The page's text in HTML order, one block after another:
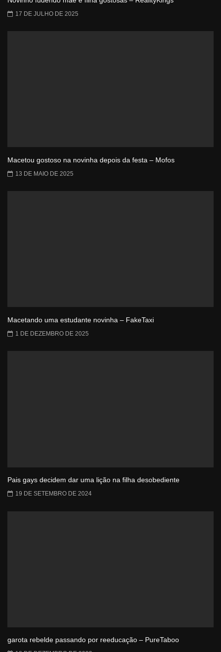
17 DE JULHO DE 2025
Macetou gostoso na novinha depois da festa – Mofos
13 DE MAIO DE 2025
Macetando uma estudante novinha – FakeTaxi
1 DE DEZEMBRO DE 2025
Pais gays decidem dar uma lição na filha desobediente
19 DE SETEMBRO DE 2024
garota rebelde passando por reeducação – PureTaboo